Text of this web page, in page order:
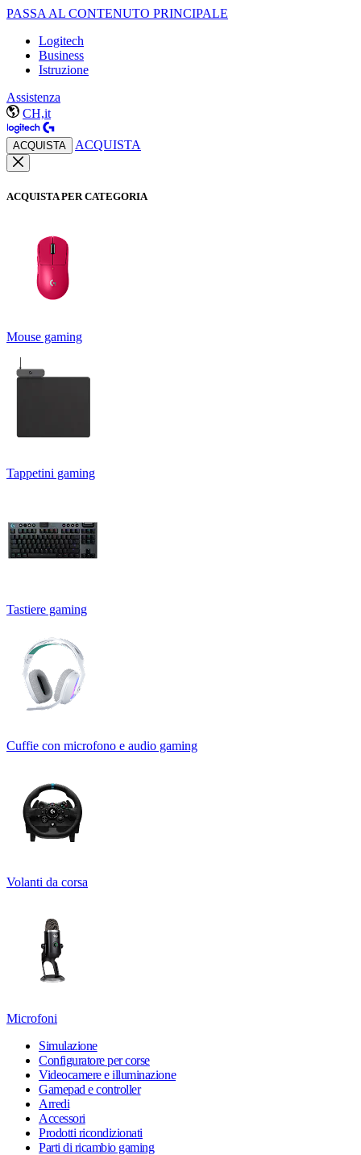
PASSA AL CONTENUTO PRINCIPALE
Logitech
Business
Istruzione
Assistenza
CH,it
ACQUISTA ACQUISTA
ACQUISTA PER CATEGORIA
Mouse gaming
Tappetini gaming
Tastiere gaming
Cuffie con microfono e audio gaming
Volanti da corsa
Microfoni
Simulazione
Configuratore per corse
Videocamere e illuminazione
Gamepad e controller
Arredi
Accessori
Prodotti ricondizionati
Parti di ricambio gaming